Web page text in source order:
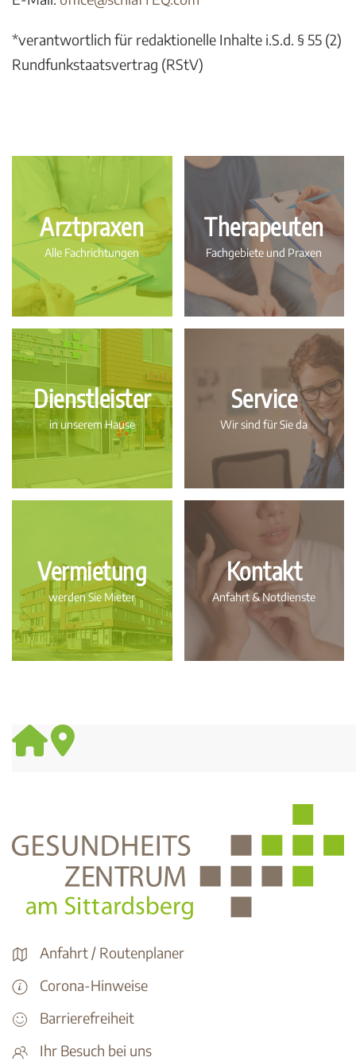
*verantwortlich für redaktionelle Inhalte i.S.d. § 55 (2)
Rundfunkstaatsvertrag (RStV)
Arztpraxen
Alle Fachrichtungen
Therapeuten
Fachgebiete und Praxen
Dienstleister
in unserem Hause
Service
Wir sind für Sie da
Vermietung
werden Sie Mieter
Kontakt
Anfahrt & Notdienste
Anfahrt / Routenplaner
Corona-Hinweise
Barrierefreiheit
Ihr Besuch bei uns